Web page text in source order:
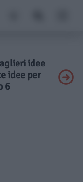
idee
idee per
6